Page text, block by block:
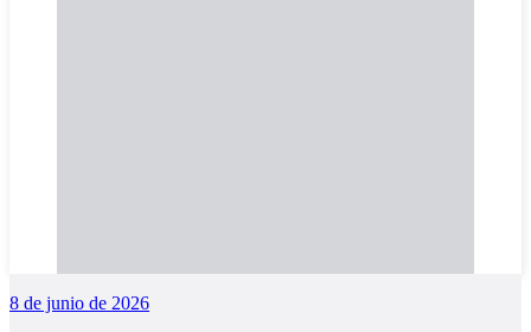
8 de junio de 2026